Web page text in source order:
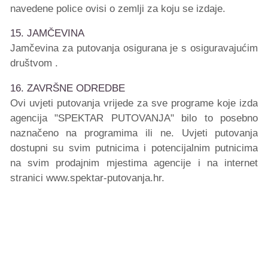
navedene police ovisi o zemlji za koju se izdaje.
15. JAMČEVINA
Jamčevina za putovanja osigurana je s osiguravajućim
društvom .
16. ZAVRŠNE ODREDBE
Ovi uvjeti putovanja vrijede za sve programe koje izda
agencija "SPEKTAR PUTOVANJA" bilo to posebno
naznačeno na programima ili ne. Uvjeti putovanja
dostupni su svim putnicima i potencijalnim putnicima
na svim prodajnim mjestima agencije i na internet
stranici www.spektar-putovanja.hr.